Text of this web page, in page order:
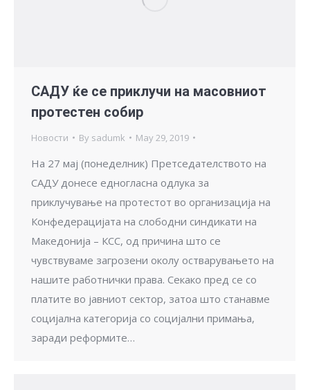
САДУ ќе се приклучи на масовниот
протестен собир
Новости By sadumk May 29, 2019
На 27 мај (понеделник) Претседателството на
САДУ донесе едногласна одлука за
приклучување на протестот во организација на
Конфедерацијата на слободни синдикати на
Македонија – КСС, од причина што се
чувствуваме загрозени околу остварувањето на
нашите работнички права. Секако пред се со
платите во јавниот сектор, затоа што станавме
социјална категорија со социјални примања,
заради реформите…